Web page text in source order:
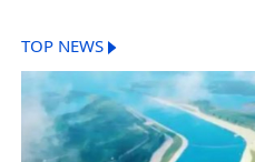
TOP NEWS